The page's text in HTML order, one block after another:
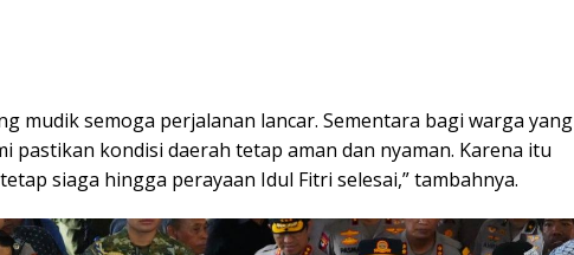
mudik semoga perjalanan lancar. Sementara bagi warga yang
pastikan kondisi daerah tetap aman dan nyaman. Karena itu
siaga hingga perayaan Idul Fitri selesai,” tambahnya.